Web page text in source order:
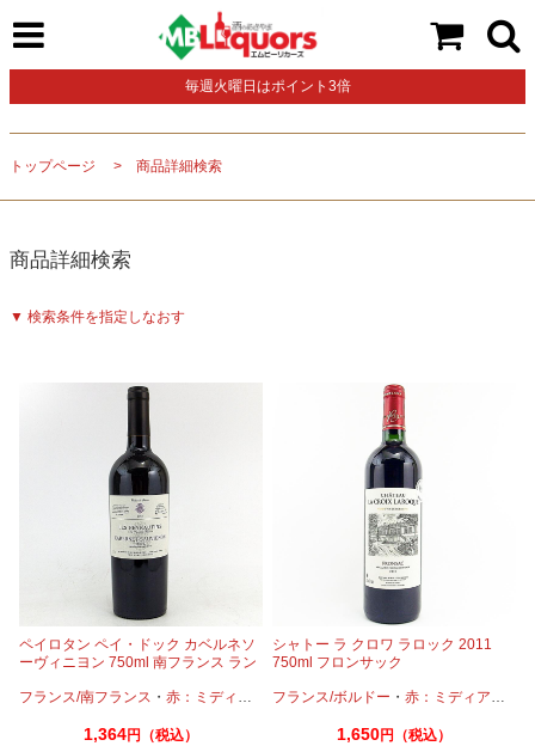
毎週火曜日はポイント3倍
トップページ 商品詳細検索
商品詳細検索
▼ 検索条件を指定しなおす
ペイロタン ペイ・ドック カベルネソ
ーヴィニヨン 750ml 南フランス ラン
フランス/南フランス ・ 赤：ミディアムボディ ・カベルネ・ カベルネフラン
1,364円（税込）
シャトー ラ クロワ ラロック 2011
750ml フロンサック
フランス/ボルドー ・赤：ミディアムボディ
1,650円（税込）